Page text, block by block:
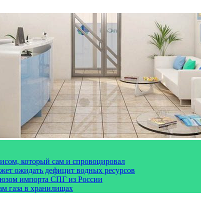
который сам и спровоцировал
ожидать дефицит водных ресурсов
импорта СПГ из России
газа в хранилищах